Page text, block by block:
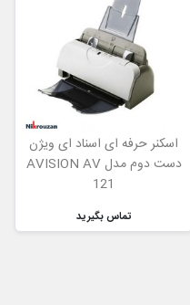
اسکنر حرفه ای اسناد ای ویژن
دست دوم مدل AVISION AV
121
تماس بگیرید